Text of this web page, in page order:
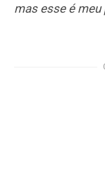
mas esse é